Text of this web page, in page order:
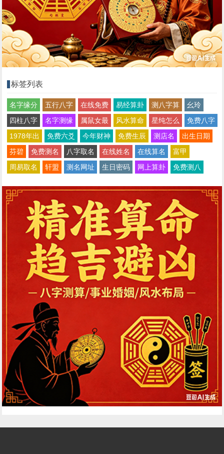
标签列表
名字缘分 五行八字 在线免费 易经算卦 测八字算
幺玲
四柱八字
名字测缘 属鼠女最 风水算命 星纯怎么
免费八字
1978年出
免费六爻 今年财神 免费生辰 测店名
出生日期
芬碧
免费测名 八字取名 在线姓名 在线算名
富甲
周易取名
轩盟 测名网址 生日密码 网上算卦 免费测八